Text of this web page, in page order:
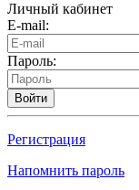
Личный кабинет
E-mail:
Пароль:
Войти
Регистрация
Напомнить пароль